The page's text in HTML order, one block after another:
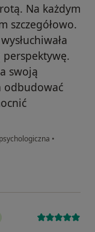
Na każdym
szczegółowo.
swoją
odbudować
•